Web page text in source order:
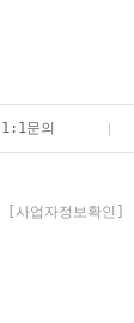
1:1문의
[사업자정보확인]